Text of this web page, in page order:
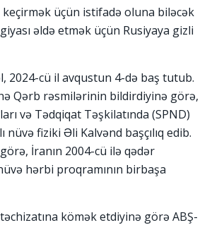
keçirmək üçün istifadə oluna biləcək
əldə etmək üçün Rusiyaya gizli
2024-cü il avqustun 4-də baş tutub.
Qərb rəsmilərinin bildirdiyinə görə,
və Tədqiqat Təşkilatında (SPND)
nüvə fiziki Əli Kalvənd başçılıq edib.
İranın 2004-cü ilə qədər
hərbi proqramının birbaşa
kömək etdiyinə görə ABŞ-